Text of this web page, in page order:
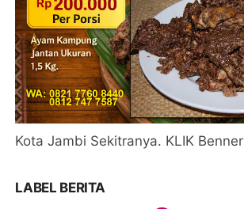
Kota Jambi Sekitranya. KLIK Benner
LABEL BERITA